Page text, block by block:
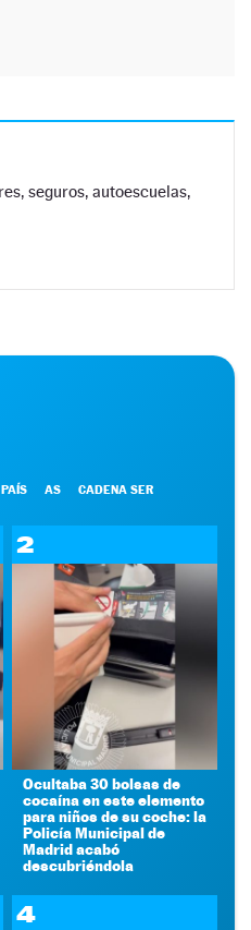
seguros, autoescuelas,
AS CADENA SER
2
Ocultaba 30 bolsas de
cocaína en este elemento
para niños de su coche: la
Policía Municipal de
Madrid acabó
descubriéndola
4